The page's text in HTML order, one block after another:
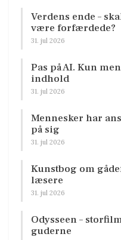
Verdens ende –
være forfærdede?
31. jul 2026
Pas på AI. Kun
indhold
31. jul 2026
Mennesker har
på sig
31. jul 2026
Kunstbog om
læsere
31. jul 2026
Odysseen –
guderne